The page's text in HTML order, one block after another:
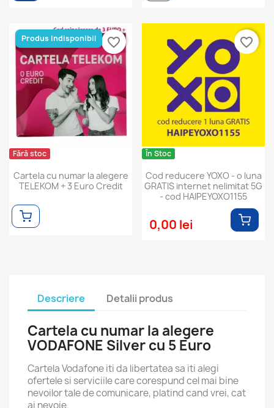
Fără stoc
Cartela cu numar la alegere
TELEKOM + 3 Euro Credit
Produs Indisponibil favorite_border
În Stoc
Cod reducere YOXO - o luna
GRATIS internet nelimitat 5G
- cod HAIPEYOXO1155
0,00 lei
favorite_border
Descriere Detalii produs
Cartela cu numar la alegere
VODAFONE Silver cu 5 Euro
Cartela Vodafone iti da libertatea sa iti alegi
ofertele si serviciile care corespund cel mai bine
nevoilor tale de comunicare, platind cand vrei, cat
ai nevoie.